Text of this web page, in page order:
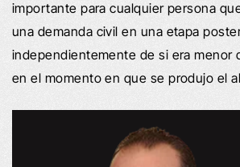
importante para cualquier persona
una demanda civil en una etapa
independientemente de si era menor
en el momento en que se produjo el